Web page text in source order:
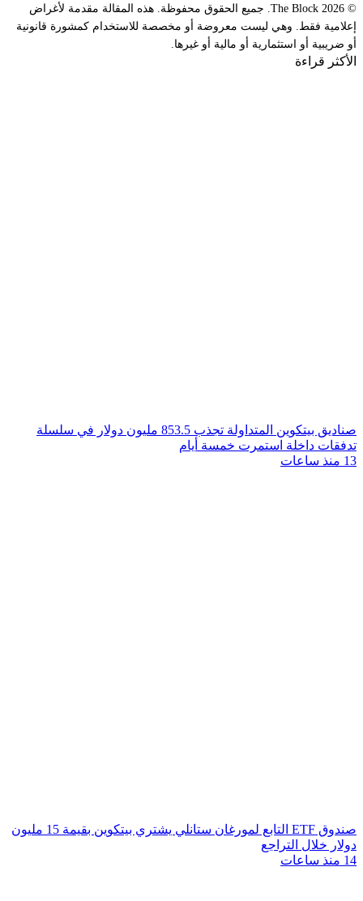
© 2026 The Block. جميع الحقوق محفوظة. هذه المقالة مقدمة لأغراض
إعلامية فقط. وهي ليست معروضة أو مخصصة للاستخدام كمشورة قانونية
أو ضريبية أو استثمارية أو مالية أو غيرها.
الأكثر قراءة
صناديق بيتكوين المتداولة تجذب 853.5 مليون دولار في سلسلة
تدفقات داخلة استمرت خمسة أيام
13 منذ ساعات
صندوق ETF التابع لمورغان ستانلي يشتري بيتكوين بقيمة 15 مليون
دولار خلال التراجع
14 منذ ساعات